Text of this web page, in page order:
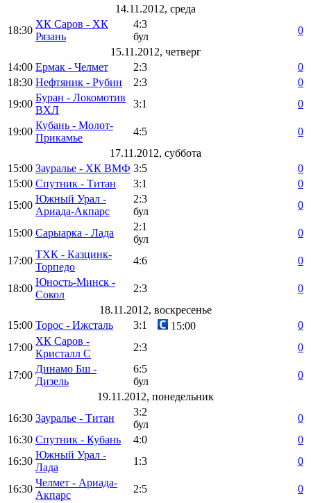
14.11.2012, среда
18:30
ХК Саров - ХК
Рязань
4:3
бул
0
15.11.2012, четверг
14:00 Ермак - Челмет 2:3
0
18:30 Нефтяник - Рубин 2:3
0
19:00
Буран - Локомотив
ВХЛ
3:1 0
19:00
Кубань - Молот-
Прикамье
4:5
0
17.11.2012, суббота
15:00 Зауралье - ХК ВМФ 3:5
0
15:00 Спутник - Титан 3:1
0
15:00
Южный Урал -
Ариада-Акпарс
2:3
бул
0
15:00 Сарыарка - Лада
2:1
бул
0
17:00
ТХК - Казцинк-
Торпедо
4:6 0
18:00
Юность-Минск -
Сокол
2:3
0
18.11.2012, воскресенье
15:00 Торос - Ижсталь 3:1 15:00
0
17:00
ХК Саров -
Кристалл С
2:3 0
17:00
Динамо Бш -
Дизель
6:5
бул
0
19.11.2012, понедельник
16:30 Зауралье - Титан
3:2
бул
0
16:30 Спутник - Кубань 4:0
0
16:30
Южный Урал -
Лада
1:3 0
16:30
Челмет - Ариада-
Акпарс
2:5 0